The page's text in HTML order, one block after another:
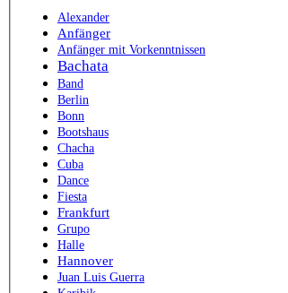
Alexander
Anfänger
Anfänger mit Vorkenntnissen
Bachata
Band
Berlin
Bonn
Bootshaus
Chacha
Cuba
Dance
Fiesta
Frankfurt
Grupo
Halle
Hannover
Juan Luis Guerra